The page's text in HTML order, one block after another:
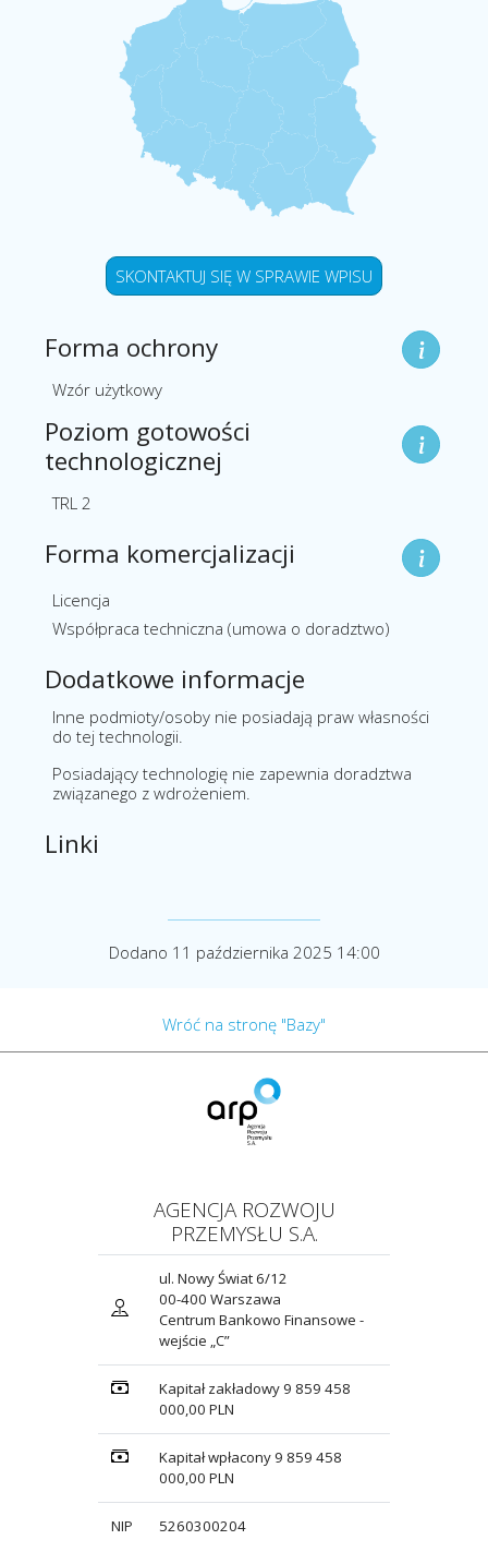
SKONTAKTUJ SIĘ W SPRAWIE WPISU
Forma ochrony
Wzór użytkowy
Poziom gotowości
technologicznej
TRL 2
Forma komercjalizacji
Licencja
Współpraca techniczna (umowa o doradztwo)
Dodatkowe informacje
Inne podmioty/osoby nie posiadają praw własności
do tej technologii.
Posiadający technologię nie zapewnia doradztwa
związanego z wdrożeniem.
Linki
Dodano 11 października 2025 14:00
Wróć na stronę "Bazy"
AGENCJA ROZWOJU
PRZEMYSŁU S.A.
ul. Nowy Świat 6/12
00-400 Warszawa
Centrum Bankowo Finansowe -
wejście „C”
Kapitał zakładowy 9 859 458
000,00 PLN
Kapitał wpłacony 9 859 458
000,00 PLN
NIP 5260300204